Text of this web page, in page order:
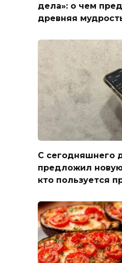
дела»: о чем
древняя
С сегодняшнего
предложил
кто пользуется